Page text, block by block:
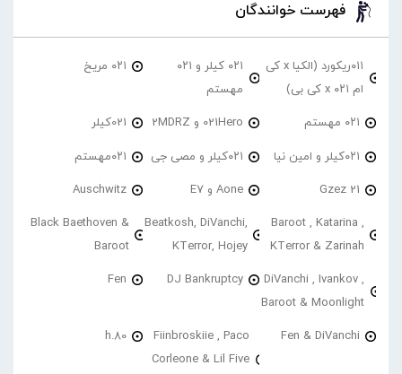
فهرست خوانندگان
۰۱۱ریکورد (الکیا x کی
ام ۰۲۱ x کی بی)
۰۲۱ کیلر و ۰۲۱
مهستم
۰۲۱ مریخ
۰۲۱ مهستم 021Hero و 2MDRZ 021کیلر
۰۲۱کیلر و امین نیا ۰۲۱کیلر و مصی جی ۰۲۱مهستم
21 Gzez Aone و E7 Auschwitz
Baroot , Katarina ,
KTerror & Zarinah
Beatkosh, DiVanchi,
KTerror, Hojey
Black Baethoven &
Baroot
DiVanchi , Ivankov ,
Baroot & Moonlight
DJ Bankruptcy
Fen
Fen & DiVanchi
Fiinbroskiie , Paco
Corleone & Lil Five
h.80